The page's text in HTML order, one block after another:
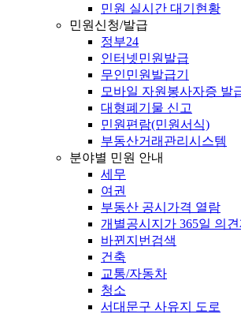
민원 실시간 대기현황
민원신청/발급
정부24
인터넷민원발급
무인민원발급기
모바일 자원봉사자증 발
대형폐기물 신고
민원편람(민원서식)
부동산거래관리시스템
분야별 민원 안내
세무
여권
부동산 공시가격 열람
개별공시지가 365일 의
바뀐지번검색
건축
교통/자동차
청소
서대문구 사유지 도로